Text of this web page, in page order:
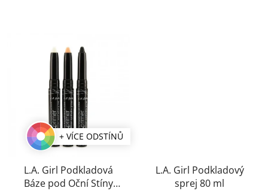
+ VÍCE ODSTÍNŮ
L.A. Girl Podkladová
Báze pod Oční Stíny
L.A. Girl Podkladový
sprej 80 ml